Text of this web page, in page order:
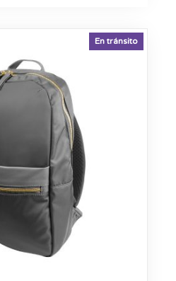
En tránsito